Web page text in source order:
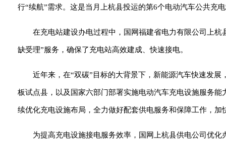
行“续航”需求。这是当月上杭县投运的第6个电动汽车公共充
在充电站建设办电过程中，国网福建省电力有限公司上
缺受理”服务，确保了充电站高效建成、快速接电。
近年来，在“双碳”目标的大背景下，新能源汽车快速发
板试点县，以及国家六部门部署实施电动汽车充电设施服务
续优化充电设施布局，全力做好配套供电服务和保障工作，加
为提高充电设施接电服务效率，国网上杭县供电公司优